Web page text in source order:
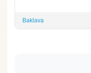
Baklava